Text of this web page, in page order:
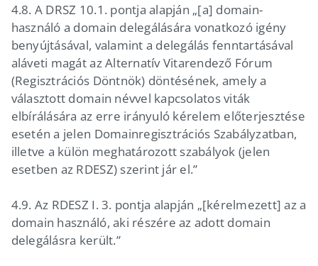
4.8. A DRSZ 10.1. pontja alapján „[a] domain-
használó a domain delegálására vonatkozó igény
benyújtásával, valamint a delegálás fenntartásával
aláveti magát az Alternatív Vitarendező Fórum
(Regisztrációs Döntnök) döntésének, amely a
választott domain névvel kapcsolatos viták
elbírálására az erre irányuló kérelem előterjesztése
esetén a jelen Domainregisztrációs Szabályzatban,
illetve a külön meghatározott szabályok (jelen
esetben az RDESZ) szerint jár el.”
4.9. Az RDESZ I. 3. pontja alapján „[kérelmezett] az a
domain használó, aki részére az adott domain
delegálásra került.”